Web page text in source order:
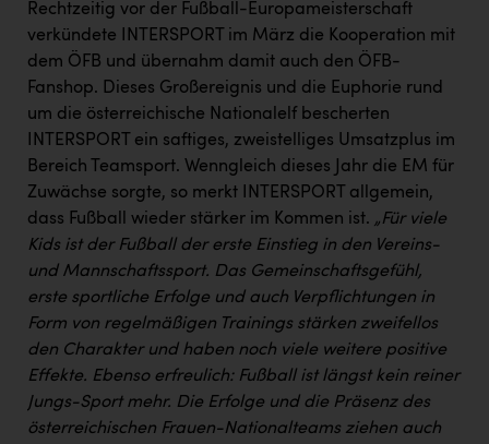
Rechtzeitig vor der Fußball-Europameisterschaft
verkündete INTERSPORT im März die Kooperation mit
dem ÖFB und übernahm damit auch den ÖFB-
Fanshop. Dieses Großereignis und die Euphorie rund
um die österreichische Nationalelf bescherten
INTERSPORT ein saftiges, zweistelliges Umsatzplus im
Bereich Teamsport. Wenngleich dieses Jahr die EM für
Zuwächse sorgte, so merkt INTERSPORT allgemein,
dass Fußball wieder stärker im Kommen ist. „Für viele
Kids ist der Fußball der erste Einstieg in den Vereins-
und Mannschaftssport. Das Gemeinschaftsgefühl,
erste sportliche Erfolge und auch Verpflichtungen in
Form von regelmäßigen Trainings stärken zweifellos
den Charakter und haben noch viele weitere positive
Effekte. Ebenso erfreulich: Fußball ist längst kein reiner
Jungs-Sport mehr. Die Erfolge und die Präsenz des
österreichischen Frauen-Nationalteams ziehen auch